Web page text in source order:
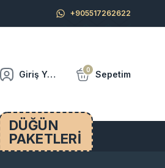
+905517262622
Giriş Yap 0 Sepetim
DÜĞÜN
PAKETLERİ